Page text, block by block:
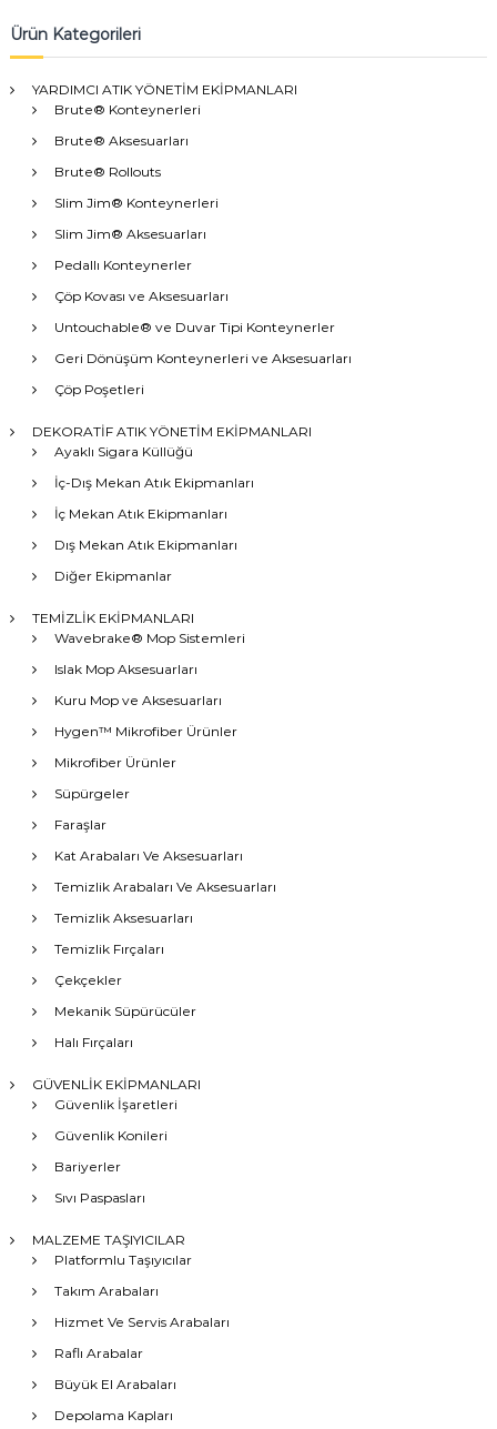
Ürün Kategorileri
YARDIMCI ATIK YÖNETİM EKİPMANLARI
Brute® Konteynerleri
Brute® Aksesuarları
Brute® Rollouts
Slim Jim® Konteynerleri
Slim Jim® Aksesuarları
Pedallı Konteynerler
Çöp Kovası ve Aksesuarları
Untouchable® ve Duvar Tipi Konteynerler
Geri Dönüşüm Konteynerleri ve Aksesuarları
Çöp Poşetleri
DEKORATİF ATIK YÖNETİM EKİPMANLARI
Ayaklı Sigara Küllüğü
İç-Dış Mekan Atık Ekipmanları
İç Mekan Atık Ekipmanları
Dış Mekan Atık Ekipmanları
Diğer Ekipmanlar
TEMİZLİK EKİPMANLARI
Wavebrake® Mop Sistemleri
Islak Mop Aksesuarları
Kuru Mop ve Aksesuarları
Hygen™ Mikrofiber Ürünler
Mikrofiber Ürünler
Süpürgeler
Faraşlar
Kat Arabaları Ve Aksesuarları
Temizlik Arabaları Ve Aksesuarları
Temizlik Aksesuarları
Temizlik Fırçaları
Çekçekler
Mekanik Süpürücüler
Halı Fırçaları
GÜVENLİK EKİPMANLARI
Güvenlik İşaretleri
Güvenlik Konileri
Bariyerler
Sıvı Paspasları
MALZEME TAŞIYICILAR
Platformlu Taşıyıcılar
Takım Arabaları
Hizmet Ve Servis Arabaları
Raflı Arabalar
Büyük El Arabaları
Depolama Kapları